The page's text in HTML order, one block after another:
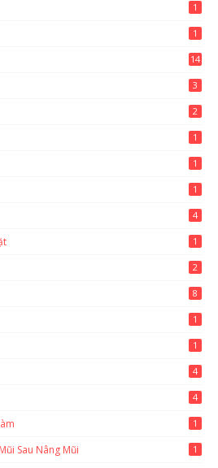
1
1
14
3
2
1
1
1
4
1
2
8
1
1
4
4
1
Sau Nâng Mũi 1